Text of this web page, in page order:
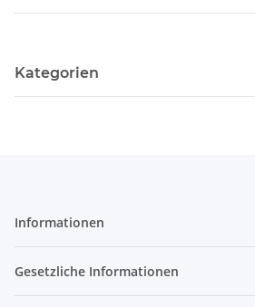
Kategorien
Informationen
Gesetzliche Informationen